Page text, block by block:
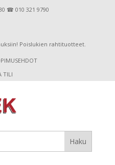
☎ 010 321 9790
Poislukien rahtituotteet.
TILI